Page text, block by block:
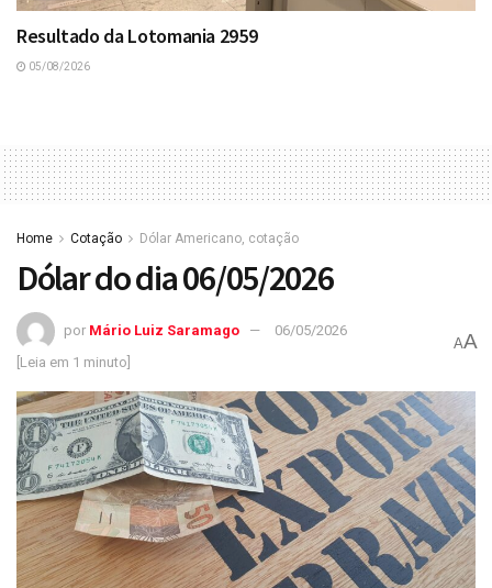
Resultado da Lotomania 2959
05/08/2026
Home Cotação Dólar Americano, cotação
Dólar do dia 06/05/2026
por Mário Luiz Saramago
06/05/2026
[Leia em 1 minuto]
AA